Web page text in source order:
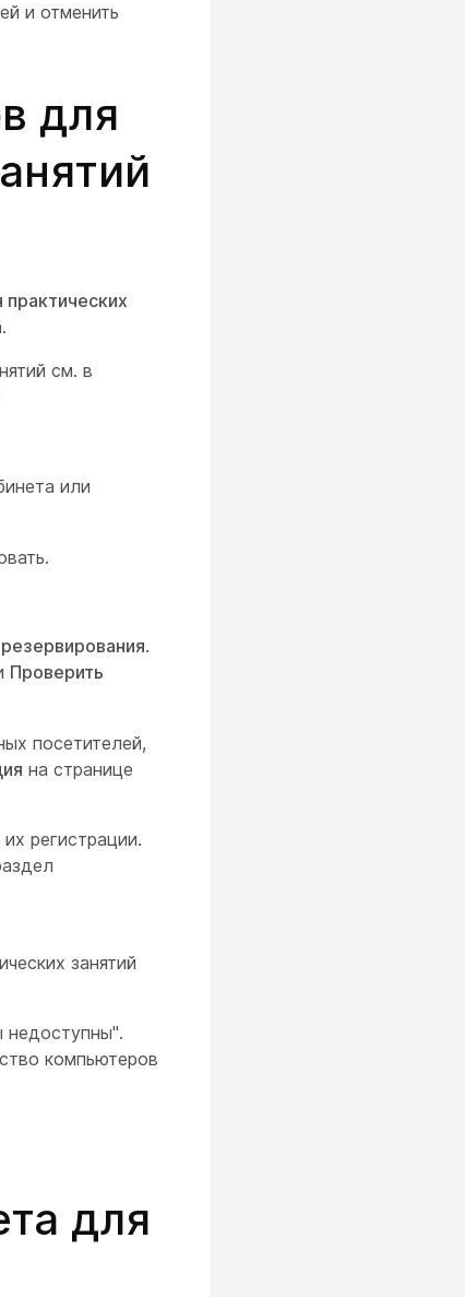
и отменить
для
практических
.
см. в
или
.
Проверить
посетителей,
на странице
регистрации.
занятий
недоступны".
компьютеров
для